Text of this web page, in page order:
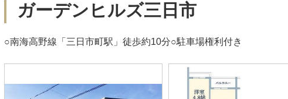
ガーデンヒルズ三日市
○南海高野線「三日市町駅」徒歩約10分○駐車場権利付き